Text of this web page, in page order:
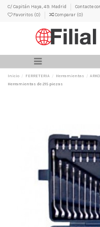
C/ Capitán Haya, 49. Madrid
Contacte
Favoritos (0) Comparar (0)
Inicio FERRETERIA Herramientas
Herramientas de 215 piezas